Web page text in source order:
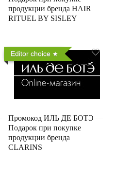
продукции бренда HAIR
RITUEL BY SISLEY
Editor choice
Промокод ИЛЬ ДЕ БОТЭ —
Подарок при покупке
продукции бренда
CLARINS